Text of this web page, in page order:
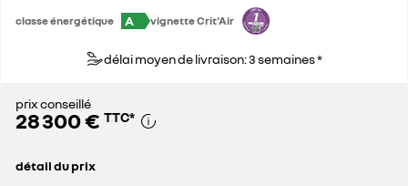
classe énergétique A vignette Crit'Air
délai moyen de livraison: 3 semaines *
prix conseillé
28 300 € TTC*
détail du prix